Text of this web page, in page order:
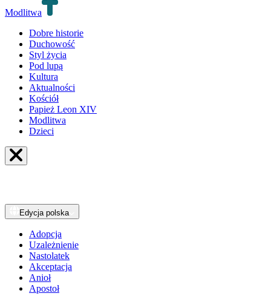
Modlitwa
Dobre historie
Duchowość
Styl życia
Pod lupą
Kultura
Aktualności
Kościół
Papież Leon XIV
Modlitwa
Dzieci
Edycja polska
Adopcja
Uzależnienie
Nastolatek
Akceptacja
Anioł
Apostoł